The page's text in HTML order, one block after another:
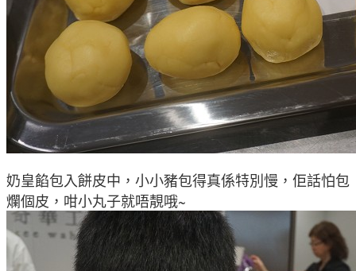
奶皇餡包入餅皮中 ，小小豬包得真係特別慢 ，佢話怕包
爛個皮 ，咁小丸子就唔靚哦~